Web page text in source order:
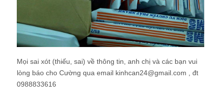
Mọi sai xót (thiếu, sai) về thông tin, anh chị và các bạn vui
lòng báo cho Cường qua email kinhcan24@gmail.com , đt
0988833616